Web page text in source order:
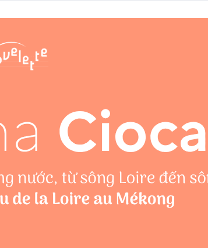
CHƯƠNG TRÌNH CHIẾU PHIM
SÁCH VÀ THƯ TỊCH
HỌC TIẾNG PHÁP